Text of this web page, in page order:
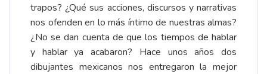
trapos? ¿Qué sus acciones, discursos y narrativas
nos ofenden en lo más íntimo de nuestras almas?
¿No se dan cuenta de que los tiempos de hablar
y hablar ya acabaron? Hace unos años dos
dibujantes mexicanos nos entregaron la mejor